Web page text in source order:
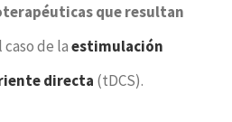
que resultan
caso de laestimulación
directa (tDCS).